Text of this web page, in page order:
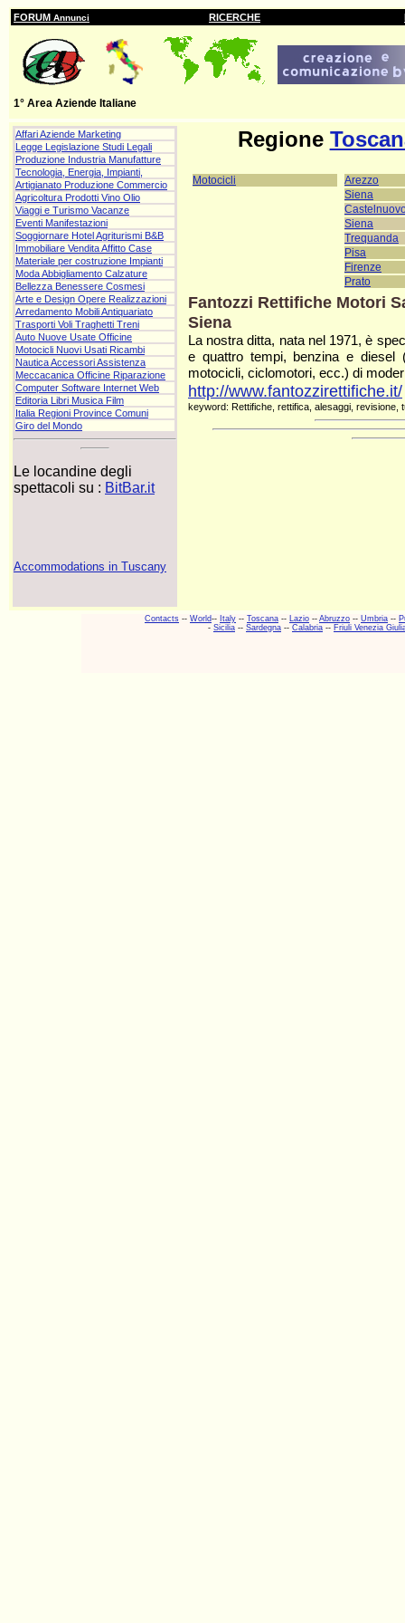
FORUM Annunci RICERCHE
1° Area Aziende Italiane
Affari Aziende Marketing
Legge Legislazione Studi Legali
Produzione Industria Manufatture
Tecnologia, Energia, Impianti,
Artigianato Produzione Commercio
Agricoltura Prodotti Vino Olio
Viaggi e Turismo Vacanze
Eventi Manifestazioni
Soggiornare Hotel Agriturismi B&B
Immobiliare Vendita Affitto Case
Materiale per costruzione Impianti
Moda Abbigliamento Calzature
Bellezza Benessere Cosmesi
Arte e Design Opere Realizzazioni
Arredamento Mobili Antiquariato
Trasporti Voli Traghetti Treni
Auto Nuove Usate Officine
Motocicli Nuovi Usati Ricambi
Nautica Accessori Assistenza
Meccacanica Officine Riparazione
Computer Software Internet Web
Editoria Libri Musica Film
Italia Regioni Province Comuni
Giro del Mondo
Le locandine degli
spettacoli su : BitBar.it
Accommodations in Tuscany
Regione
Motocicli
Arezzo
Siena
Siena
Trequanda
Pisa
Firenze
Prato
Fantozzi Rettifiche Motori
Siena
La nostra ditta, nata nel 1971, è
e quattro tempi, benzina e diesel
motocicli, ciclomotori, ecc.) di
http://www.fantozzirettifiche.it/
keyword: Rettifiche, rettifica, alesaggi,
Contacts -- World-- Italy -- Toscana -- Lazio -- Abruzzo -- Umbria --
- Sicilia -- Sardegna -- Calabria -- Friuli Venezia